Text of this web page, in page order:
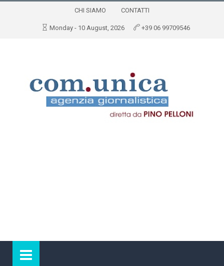
CHI SIAMO CONTATTI
Monday - 10 August, 2026 +39 06 99709546